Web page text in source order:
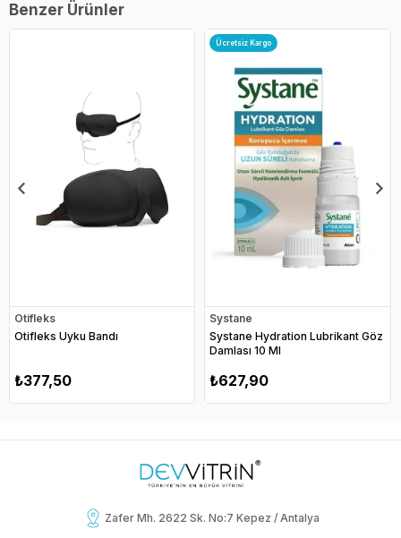
Benzer Ürünler
Otifleks
Otifleks Uyku Bandı
₺377,50
Systane
Systane Hydration Lubrikant Göz
Damlası 10 Ml
₺627,90
Ücretsiz Kargo
Zafer Mh. 2622 Sk. No:7 Kepez / Antalya